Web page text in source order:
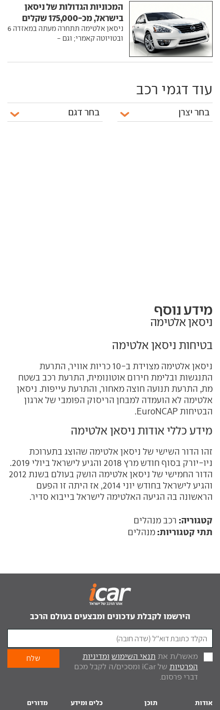
המכוניות הגדולות של ניסאן
בישראל, מכ-175,000 שקלים
ניסאן אלטימה תתחרה מעתה במאזדה 6
ובטויוטה קאמרי; וגם -
עוד דגמי רכב
מידע נוסף
ניסאן אלטימה
בטיחות ניסאן אלטימה
ניסאן אלטימה מצוידת ב-10 כריות אוויר, התרעת
התנגשות ובלימת חירום אוטונומית, התרעת רכב בשטח
מת, התרעת תנועה חוצה מאחור, והתרעת עייפות. ניסאן
אלטימה לא הועמדה למבחן הריסוק הפומבי של ארגון
הבטיחות EuroNCAP.
מידע כללי אודות ניסאן אלטימה
זהו הדור השישי של ניסאן אלטימה שהוצג בתערוכת
ניו-יורק בסוף חודש מרץ 2018 והגיע לישראל ביולי 2019.
הדור החמישי של ניסאן אלטימה הושק בעולם בשנת 2012
והגיע לישראל בחודש יוני 2014, אז היתה זו הפעם
הראשונה בה הגיעה האלטימה לישראל בייבוא סדיר.
קטגוריה: רכב מנהלים
תתי קטגוריות: מנהלים
הירשמו לקבלת עדכונים ומבצעים בעולם הרכב
מאשר/ת את תנאי השימוש ומדיניות
הפרטיות
של iCar ומסכים/ה לקבל מכם
דברי פרסום.
אודות תוכן כלים ומידע מדורים